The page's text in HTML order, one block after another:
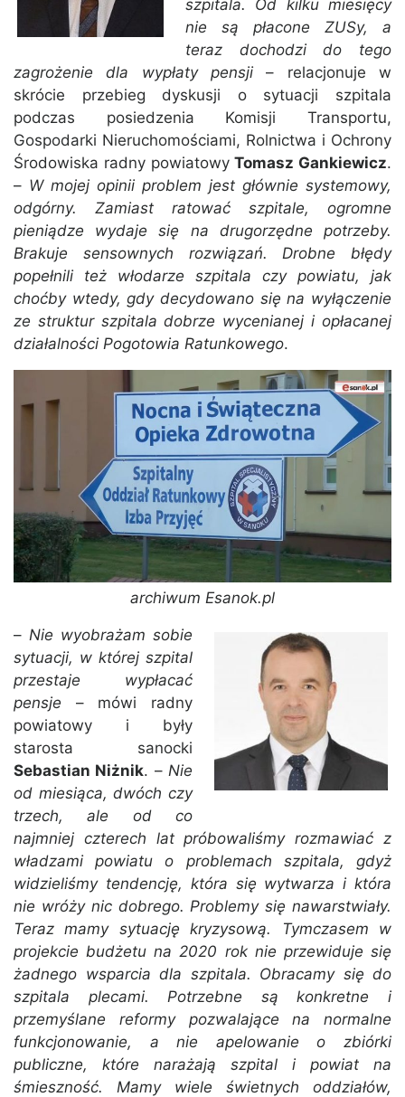
szpitala. Od kilku miesięcy
nie są płacone ZUSy, a
teraz dochodzi do tego
zagrożenie dla wypłaty pensji – relacjonuje w
skrócie przebieg dyskusji o sytuacji szpitala
podczas posiedzenia Komisji Transportu,
Gospodarki Nieruchomościami, Rolnictwa i Ochrony
Środowiska radny powiatowyTomasz Gankiewicz.
– W mojej opinii problem jest głównie systemowy,
odgórny. Zamiast ratować szpitale, ogromne
pieniądze wydaje się na drugorzędne potrzeby.
Brakuje sensownych rozwiązań. Drobne błędy
popełnili też włodarze szpitala czy powiatu, jak
choćby wtedy, gdy decydowano się na wyłączenie
ze struktur szpitala dobrze wycenianej i opłacanej
działalności Pogotowia Ratunkowego.
archiwum Esanok.pl
– Nie wyobrażam sobie
sytuacji, w której szpital
przestaje wypłacać
pensje – mówi radny
powiatowy i były
starosta sanocki
Sebastian Niżnik. –Nie
od miesiąca, dwóch czy
trzech, ale od co
najmniej czterech lat próbowaliśmy rozmawiać z
władzami powiatu o problemach szpitala, gdyż
widzieliśmy tendencję, która się wytwarza i która
nie wróży nic dobrego. Problemy się nawarstwiały.
Teraz mamy sytuację kryzysową. Tymczasem w
projekcie budżetu na 2020 rok nie przewiduje się
żadnego wsparcia dla szpitala. Obracamy się do
szpitala plecami. Potrzebne są konkretne i
przemyślane reformy pozwalające na normalne
funkcjonowanie, a nie apelowanie o zbiórki
publiczne, które narażają szpital i powiat na
śmieszność. Mamy wiele świetnych oddziałów,